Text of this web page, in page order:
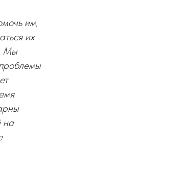
им,
их
Мы
на